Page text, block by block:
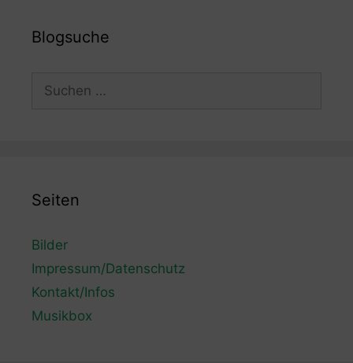
Blogsuche
nach:
Seiten
Bilder
Impressum/Datenschutz
Kontakt/Infos
Musikbox